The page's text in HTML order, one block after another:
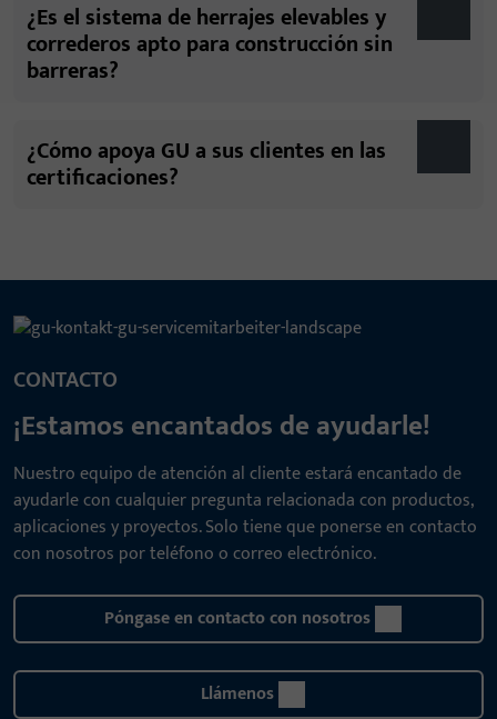
¿Es el sistema de herrajes elevables y
correderos apto para construcción sin
barreras?
¿Cómo apoya GU a sus clientes en las
certificaciones?
CONTACTO
¡Estamos encantados de ayudarle!
Nuestro equipo de atención al cliente estará encantado de
ayudarle con cualquier pregunta relacionada con productos,
aplicaciones y proyectos. Solo tiene que ponerse en contacto
con nosotros por teléfono o correo electrónico.
Póngase en contacto con nosotros
Llámenos